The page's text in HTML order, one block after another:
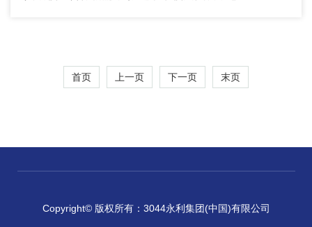
首页 上一页 下一页 末页
Copyright© 版权所有：3044永利集团(中国)有限公司